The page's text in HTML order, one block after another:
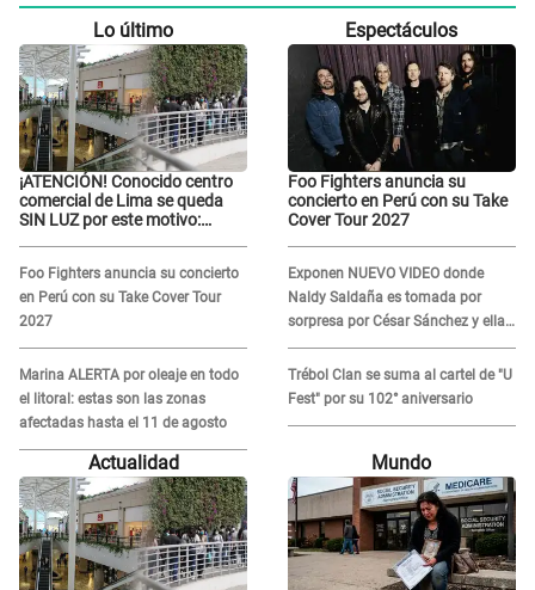
Lo último
¡ATENCIÓN! Conocido centro
comercial de Lima se queda
SIN LUZ por este motivo:
Foo Fighters anuncia su concierto
en Perú con su Take Cover Tour
2027
Marina ALERTA por oleaje en todo
el litoral: estas son las zonas
afectadas hasta el 11 de agosto
Espectáculos
Foo Fighters anuncia su
concierto en Perú con su Take
Cover Tour 2027
Exponen NUEVO VIDEO donde
Naldy Saldaña es tomada por
sorpresa por César Sánchez y ella
evidencia su REACCIÓN: Le agarró
la mano
Trébol Clan se suma al cartel de "U
Fest" por su 102° aniversario
Actualidad Mundo